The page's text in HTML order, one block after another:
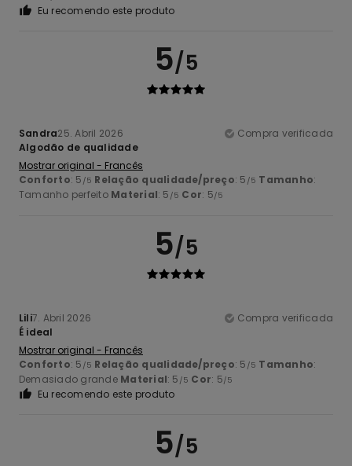
Eu recomendo este produto
5/5
Sandra25. Abril 2026
Compra verificada
Algodão de qualidade
Mostrar original - Francês
Conforto: 5 /5 Relação qualidade/preço: 5 /5 Tamanho:
Tamanho perfeito Material: 5 /5 Cor: 5/5
5/5
Lili7. Abril 2026
Compra verificada
É ideal
Mostrar original - Francês
Conforto: 5 /5 Relação qualidade/preço: 5 /5 Tamanho:
Demasiado grande Material: 5 /5 Cor: 5/5
Eu recomendo este produto
5/5